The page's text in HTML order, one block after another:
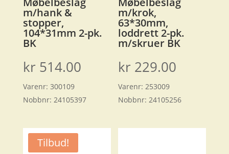
m/hank &
stopper,
104*31mm 2-pk.
BK
kr 514.00
Varenr: 300109
Nobbnr: 24105397
m/krok,
63*30mm,
loddrett 2-pk.
m/skruer BK
kr 229.00
Varenr:253009
Nobbnr:24105256
Tilbud!